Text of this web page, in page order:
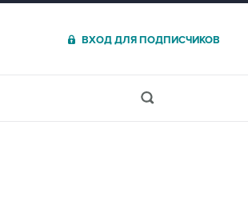
ВХОД ДЛЯ ПОДПИСЧИКОВ